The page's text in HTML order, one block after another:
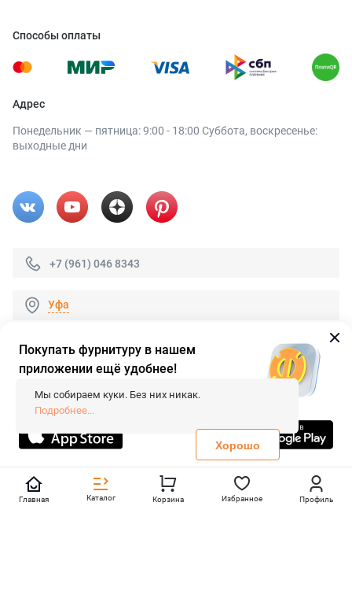
Способы оплаты
Адрес
Понедельник — пятница: 9:00 - 18:00 Суббота, воскресенье:
выходные дни
+7 (961) 046 8343
Уфа
© 2026 «FieraShop.ru»
Сопровождение сайта
- Вебформат.
Все права защищены.
Не является публичной офертой
Политика конфиденциальности
Главная Каталог Корзина Избранное Профиль
Покупать фурнитуру в нашем
приложении ещё удобнее!
Мы собираем куки. Без них никак.
Подробнее...
Хорошо